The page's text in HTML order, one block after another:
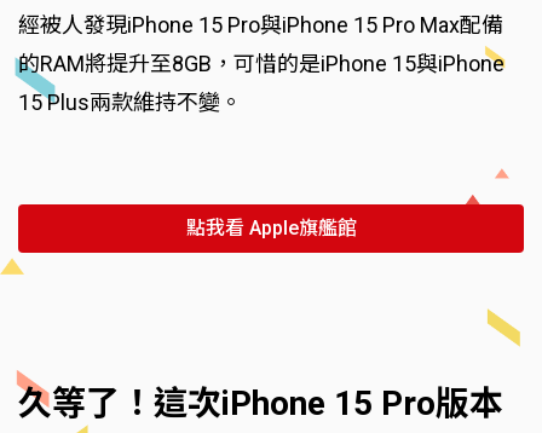
經被人發現iPhone 15 Pro與iPhone 15 Pro Max配備
的RAM將提升至8GB，可惜的是iPhone 15與iPhone
15 Plus兩款維持不變。
點我看 Apple旗艦館
久等了！這次iPhone 15 Pro版本